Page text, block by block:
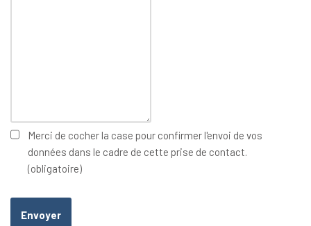
Merci de cocher la case pour confirmer l'envoi de vos
données dans le cadre de cette prise de contact.
(obligatoire)
Envoyer